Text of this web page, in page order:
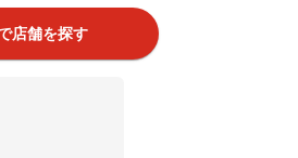
店舗を探す